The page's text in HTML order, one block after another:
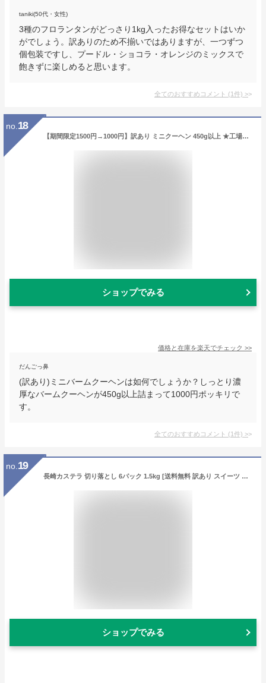
taniki(50代・女性)
3種のフロランタンがどっさり1kg入ったお得なセットはいか
がでしょう。訳ありのため不揃いではありますが、一つずつ
個包装ですし、プードル・ショコラ・オレンジのミックスで
飽きずに楽しめると思います。
全てのおすすめコメント (1件) >
no. 18
【期間限定1500円→1000円】訳あり ミニクーヘン 450g以上 ★工場長のおまかせ450g以上※4種類入るとは限りません。 送料無料【メール便】バームクーヘン バウムクーヘン わけあり スイーツ 応援 在庫処分 訳あり 食品 食品ロス グルメ 福袋 送料無料 お菓子
ショップでみる
価格と在庫を楽天でチェック >>
だんごっ鼻
(訳あり)ミニバームクーヘンは如何でしょうか？しっとり濃
厚なバームクーヘンが450g以上詰まって1000円ポッキリで
す。
全てのおすすめコメント (1件) >
no. 19
長崎カステラ 切り落とし 6パック 1.5kg [送料無料 訳あり スイーツ お菓子 お徳用 切れ端 端っこ 幸せの黄色いカステラ 焼き菓子 和菓子 ケーキ お取り寄せ 詰め合わせ アウトレット お試し 格安 お得用 九州 おやつ ポイント消化] TW00x6
ショップでみる